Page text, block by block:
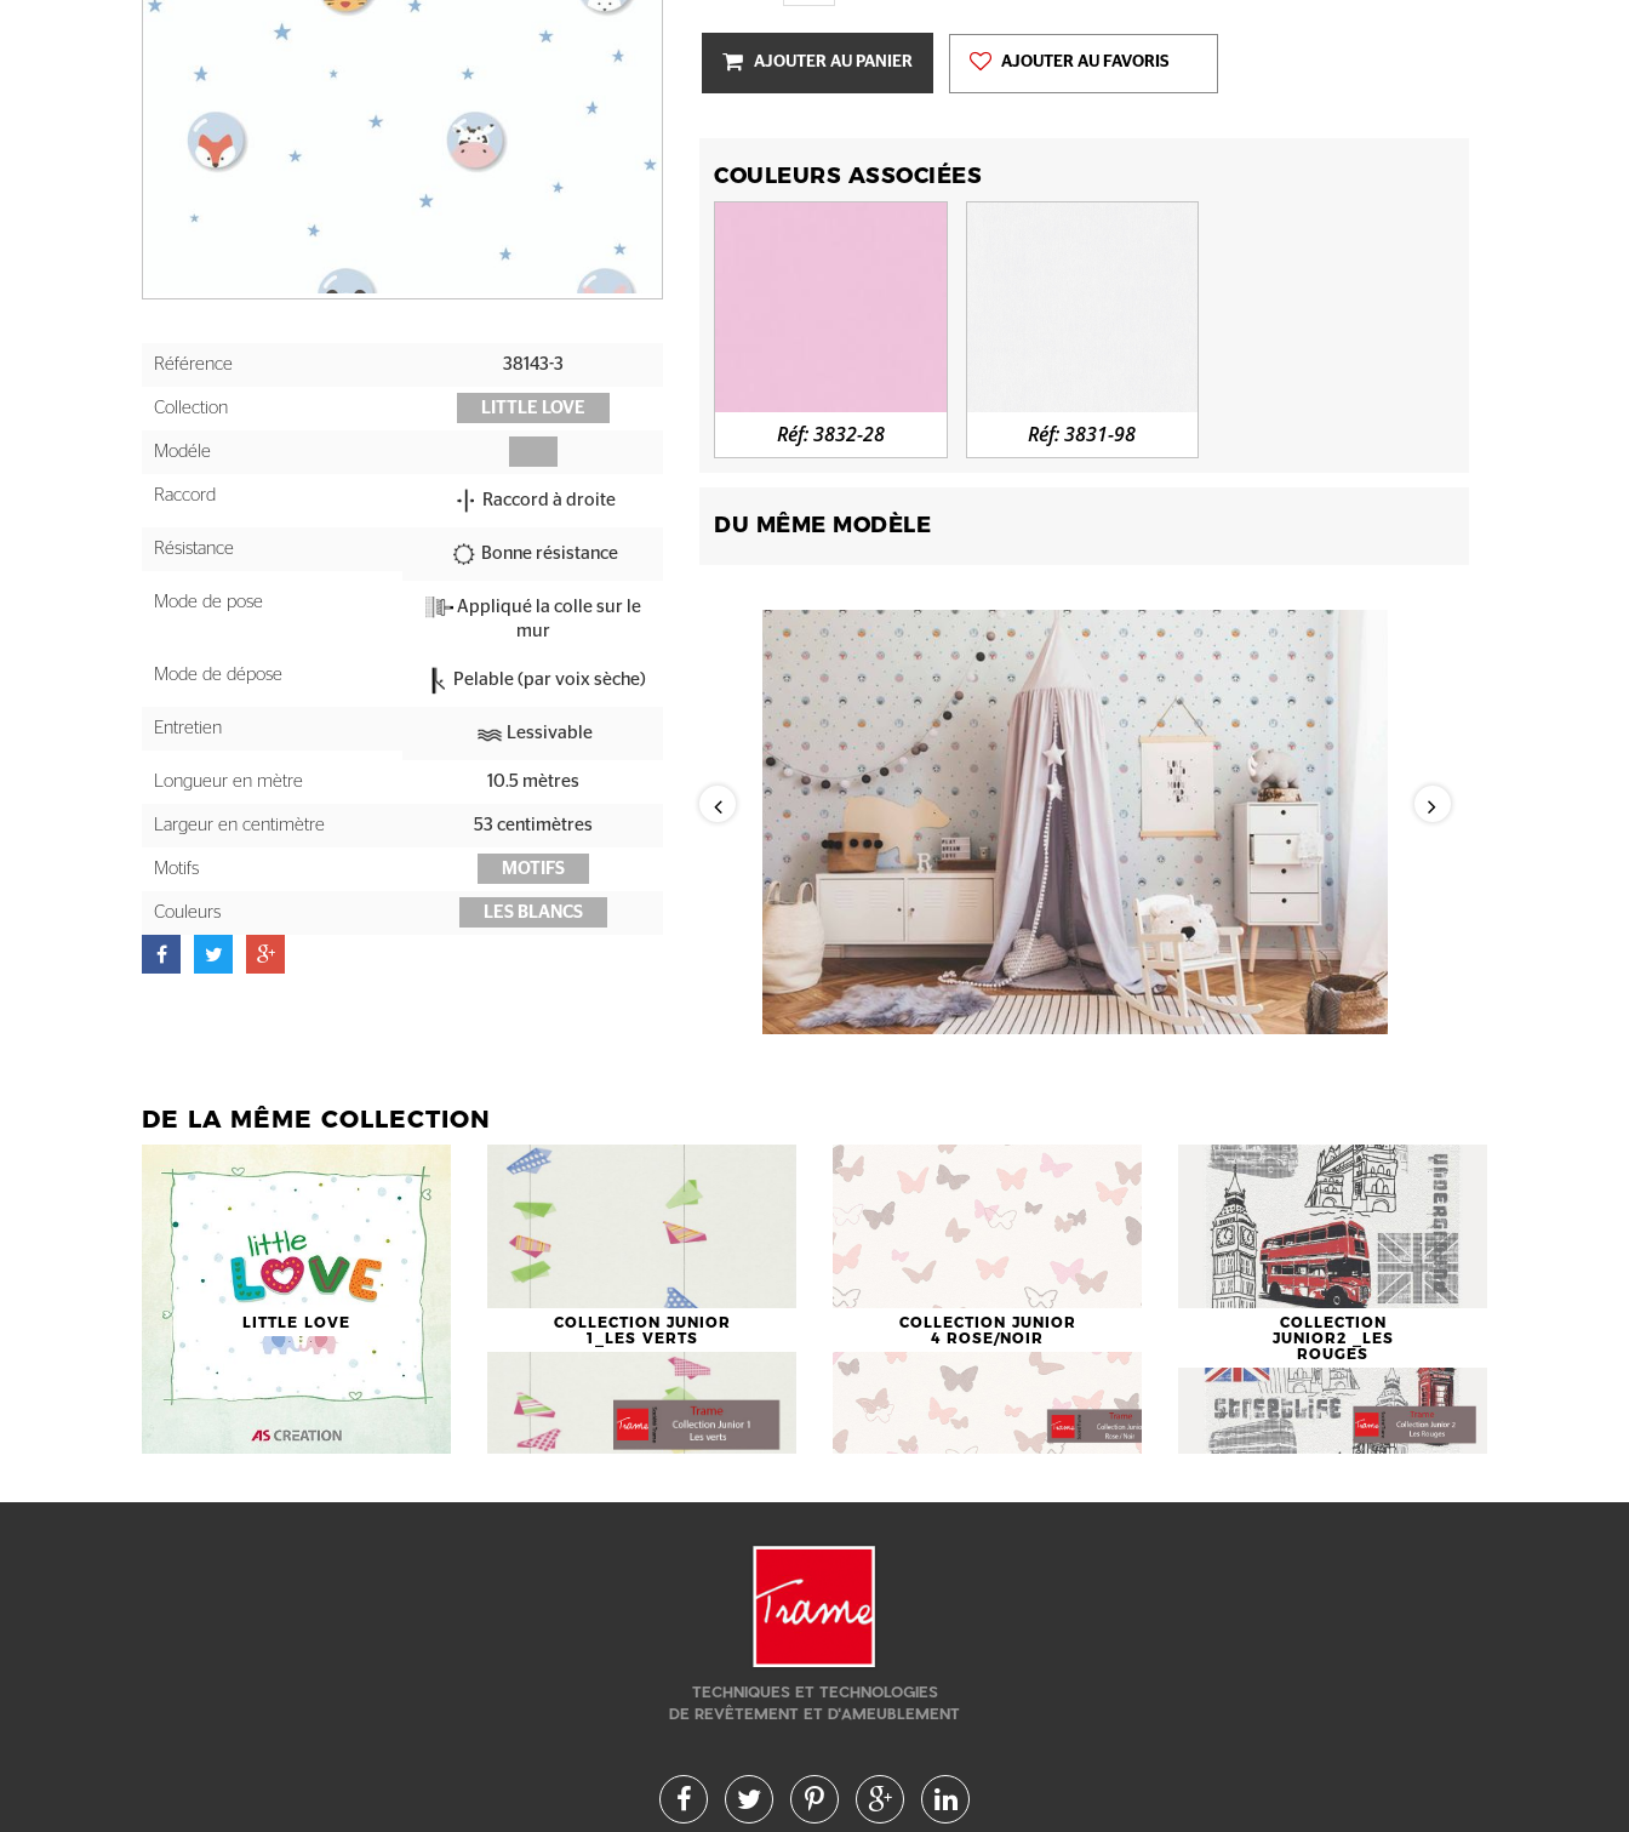
Référence 38143-3
Collection LITTLE LOVE
Modéle
Raccord Raccord à droite
Résistance Bonne résistance
Mode de pose
Appliqué la colle sur le
mur
Mode de dépose Pelable (par voix sèche)
Entretien Lessivable
Longueur en mètre 10.5 mètres
Largeur en centimètre 53 centimètres
Motifs MOTIFS
Couleurs LES BLANCS
AJOUTER AU PANIER AJOUTER AU FAVORIS
COULEURS ASSOCIÉES
Réf: 3832-28 Réf: 3831-98
DU MÊME MODÈLE
DE LA MÊME COLLECTION
LITTLE LOVE
COLLECTION JUNIOR
1_LES VERTS
COLLECTION JUNIOR
4 ROSE/NOIR
COLLECTION
JUNIOR2 _LES
ROUGES
TECHNIQUES ET TECHNOLOGIES
DE REVÊTEMENT ET D'AMEUBLEMENT